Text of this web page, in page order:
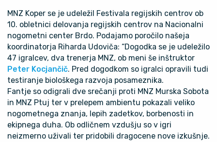
MNZ Koper se je udeležil Festivala regijskih centrov ob
10. obletnici delovanja regijskih centrov na Nacionalni
nogometni center Brdo. Podajamo poročilo našeja
koordinatorja Riharda Udoviča: “Dogodka se je udeležilo
47 igralcev, dva trenerja MNZ, ob meni še inštruktor
Peter Kocjančič. Pred dogodkom so igralci opravili tudi
testiranje biološkega razvoja posameznika.
Fantje so odigrali dve srečanji proti MNZ Murska Sobota
in MNZ Ptuj ter v prelepem ambientu pokazali veliko
nogometnega znanja, lepih zadetkov, borbenosti in
ekipnega duha. Ob odličnem vzdušju so v igri
neizmerno uživali ter pridobili dragocene nove izkušnje.